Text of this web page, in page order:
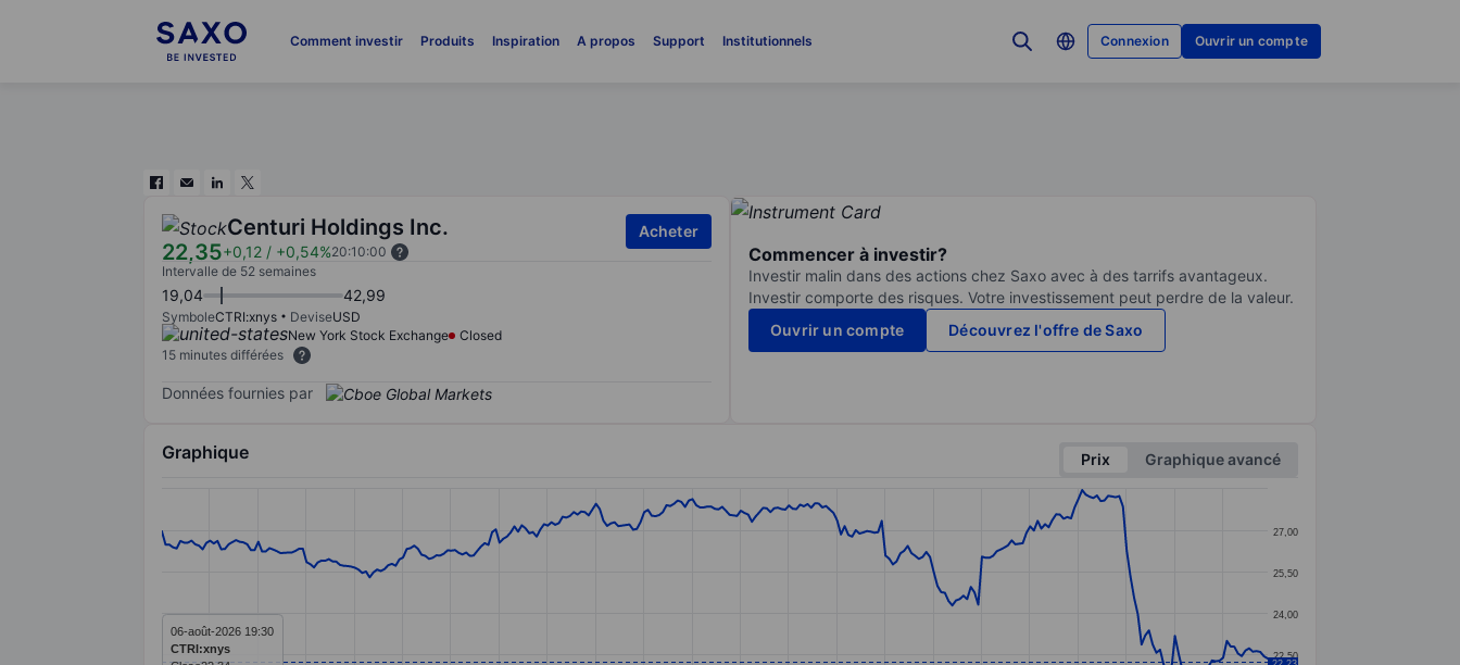
Comment investir Produits Inspiration A propos Support Institutionnels Connexion Ouvrir un compte
Centuri Holdings Inc.
22,35+0,12 / +0,54%20:10:00
Acheter
Intervalle de 52 semaines
19,04 42,99
SymboleCTRI:xnys DeviseUSD
New York Stock Exchange
Closed
15 minutes différées
Données fournies par
Commencer à investir?
Investir malin dans des actions chez Saxo avec à des tarrifs avantageux.
Investir comporte des risques. Votre investissement peut perdre de la valeur.
Ouvrir un compte
Découvrez l'offre de Saxo
Graphique Prix
Graphique avancé
Line chart with 299 data points.
The chart has 1 X axis displaying categories.
22,50
24,00
25,50
27,00
06-août-2026 19:30
CTRI:xnys